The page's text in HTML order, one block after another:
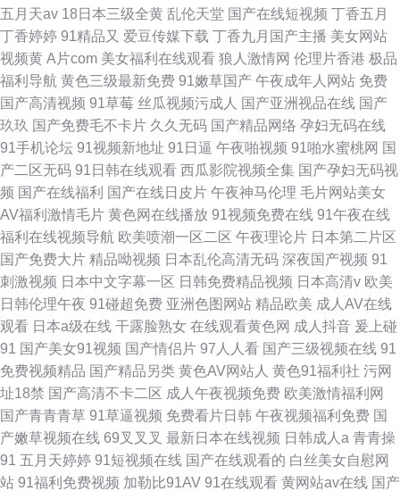
五月天av 18日本三级全黄 乱伦天堂 国产在线短视频 丁香五月
丁香婷婷 91精品又 爱豆传媒下载 丁香九月国产主播 美女网站
视频黄 A片com 美女福利在线观看 狼人激情网 伦理片香港 极品
福利导航 黄色三级最新免费 91嫩草国产 午夜成年人网站 免费
国产高清视频 91草莓 丝瓜视频污成人 国产亚洲视品在线 国产
玖玖 国产免费毛不卡片 久久无码 国产精品网络 孕妇无码在线
91手机论坛 91视频新地址 91日逼 午夜啪视频 91啪水蜜桃网 国
产二区无码 91日韩在线观看 西瓜影院视频全集 国产孕妇无码视
频 国产在线福利 国产在线日皮片 午夜神马伦理 毛片网站美女
AV福利激情毛片 黄色网在线播放 91视频免费在线 91午夜在线
福利在线视频导航 欧美喷潮一区二区 午夜理论片 日本第二片区
国产免费大片 精品呦视频 日本乱伦高清无码 深夜国产视频 91
刺激视频 日本中文字幕一区 日韩免费精品视频 日本高清v 欧美
日韩伦理午夜 91碰超免费 亚洲色图网站 精品欧美 成人AV在线
观看 日本a级在线 干露脸熟女 在线观看黄色网 成人抖音 爰上碰
91 国产美女91视频 国产情侣片 97人人看 国产三级视频在线 91
免费视频精品 国产精品另类 黄色AV网站人 黄色91福利社 污网
址18禁 国产高清不卡二区 成人午夜视频免费 欧美激情福利网
国产青青青草 91草逼视频 免费看片日韩 午夜视频福利免费 国
产嫩草视频在线 69叉叉叉 最新日本在线视频 日韩成人a 青青操
91 五月天婷婷 91短视频在线 国产在线观看的 白丝美女自慰网
站 91福利免费视频 加勒比91AV 91在线观看 黄网站av在线 国产